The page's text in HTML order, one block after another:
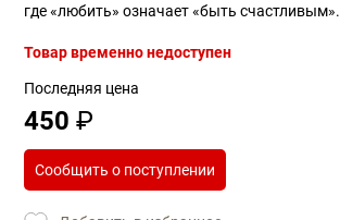
где «любить» означает «быть счастливым».
Товар временно недоступен
Последняя цена
450 ₽
Сообщить о поступлении